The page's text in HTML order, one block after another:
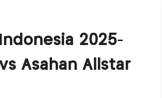
2025-
Asahan Allstar